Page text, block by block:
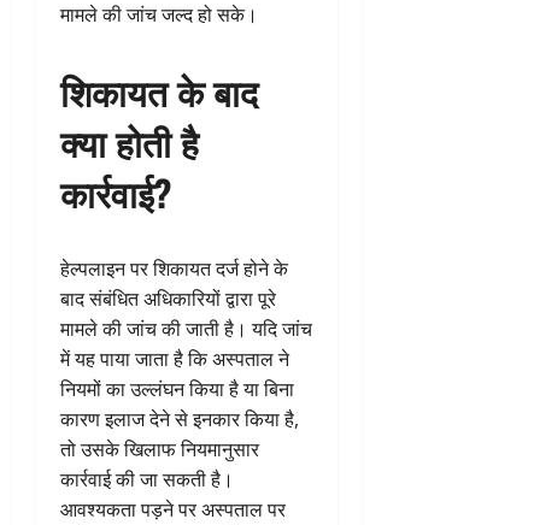
मामले की जांच जल्द हो सके।
शिकायत के बाद
क्या होती है
कार्रवाई?
हेल्पलाइन पर शिकायत दर्ज होने के
बाद संबंधित अधिकारियों द्वारा पूरे
मामले की जांच की जाती है। यदि जांच
में यह पाया जाता है कि अस्पताल ने
नियमों का उल्लंघन किया है या बिना
कारण इलाज देने से इनकार किया है,
तो उसके खिलाफ नियमानुसार
कार्रवाई की जा सकती है।
आवश्यकता पड़ने पर अस्पताल पर